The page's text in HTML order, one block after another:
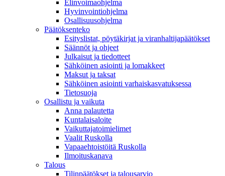
Elinvoimaohjelma
Hyvinvointiohjelma
Osallisuusohjelma
Päätöksenteko
Esityslistat, pöytäkirjat ja viranhaltijapäätökset
Säännöt ja ohjeet
Julkaisut ja tiedotteet
Sähköinen asiointi ja lomakkeet
Maksut ja taksat
Sähköinen asiointi varhaiskasvatuksessa
Tietosuoja
Osallistu ja vaikuta
Anna palautetta
Kuntalaisaloite
Vaikuttajatoimielimet
Vaalit Ruskolla
Vapaaehtoistöitä Ruskolla
Ilmoituskanava
Talous
Tilinpäätökset ja talousarvio